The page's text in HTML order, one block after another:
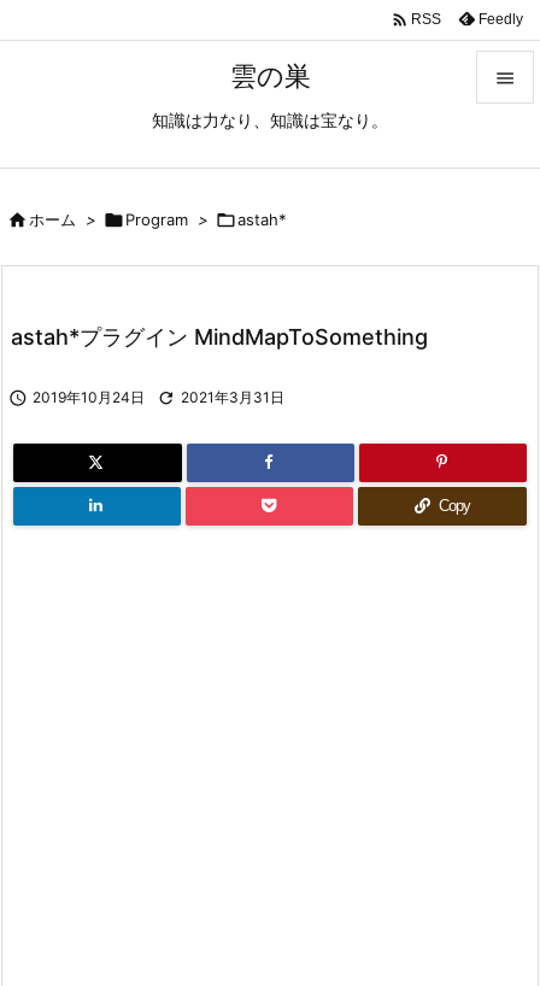
雲の巣
知識は力なり、知識は宝なり。

 RSS Feedly
ホーム > Program > astah*
astah*プラグイン MindMapToSomething
 2019年10月24日  2021年3月31日
Copy